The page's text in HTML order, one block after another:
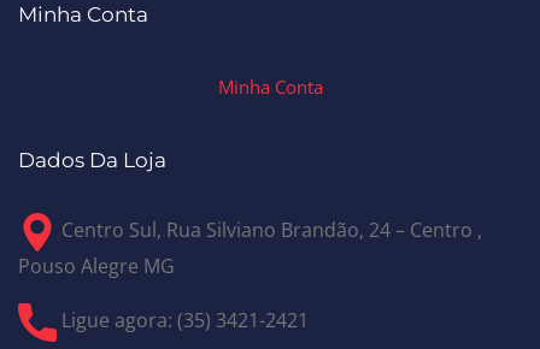
Minha Conta
Minha Conta
Dados Da Loja
Centro Sul, Rua Silviano Brandão, 24 – Centro ,
Pouso Alegre MG
Ligue agora: (35) 3421-2421